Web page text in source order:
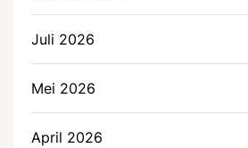
Juli 2026
Mei 2026
April 2026